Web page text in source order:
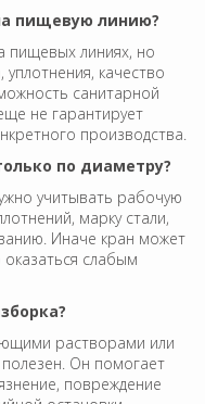
пищевую линию?
пищевых линиях, но
качество
санитарной
не гарантирует
производства.
по диаметру?
учитывать рабочую
марку стали,
Иначе кран может
слабым
растворами или
Он помогает
повреждение